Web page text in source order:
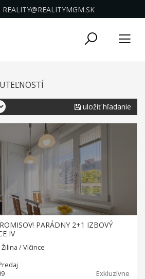
REALITY@REALITYMGM.SK
Toggle
uložiť hľadanie
PARÁDNY 2+1 IZBOVÝ
IV
/ Vlčince
Exkluzívne